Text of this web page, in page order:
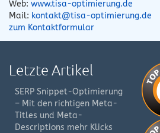
Web: www.tisa-optimierung.de
Mail: kontakt@tisa-optimierung.de
zum Kontaktformular
Letzte Artikel
SERP Snippet-Optimierung
– Mit den richtigen Meta-
Titles und Meta-
Descriptions mehr Klicks